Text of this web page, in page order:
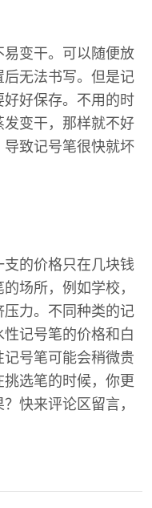
变干。可以随便放
无法书写。但是记
好保存。不用的时
变干，那样就不好
致记号笔很快就坏
的价格只在几块钱
场所，例如学校，
力。不同种类的记
记号笔的价格和白
号笔可能会稍微贵
选笔的时候，你更
快来评论区留言，